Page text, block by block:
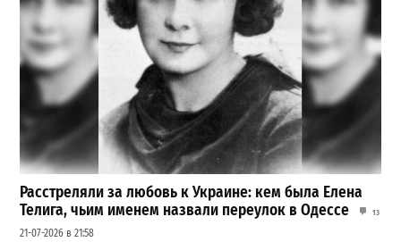
Расстреляли за любовь к Украине: кем была Елена
Телига, чьим именем назвали переулок в Одессе
13
21-07-2026 в 21:58